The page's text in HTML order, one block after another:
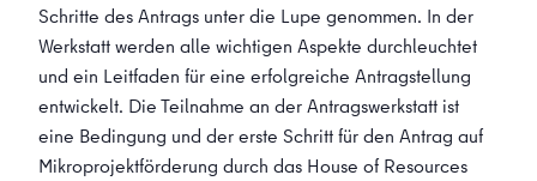
Schritte des Antrags unter die Lupe genommen. In der
Werkstatt werden alle wichtigen Aspekte durchleuchtet
und ein Leitfaden für eine erfolgreiche Antragstellung
entwickelt. Die Teilnahme an der Antragswerkstatt ist
eine Bedingung und der erste Schritt für den Antrag auf
Mikroprojektförderung durch das House of Resources